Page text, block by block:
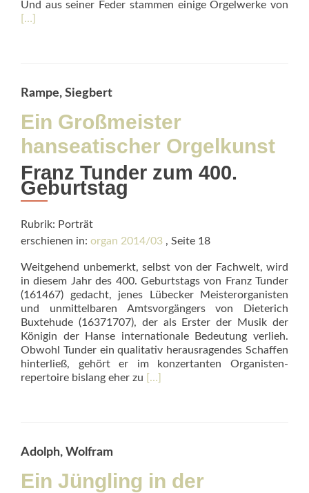
Und aus seiner Feder stammen einige Orgelwerke von
[…]
Rampe, Siegbert
Ein Großmeister
hanseatischer Orgelkunst
Franz Tunder zum 400.
Geburtstag
Rubrik: Porträt
erschienen in: organ 2014/03 , Seite 18
Weitgehend unbemerkt, selbst von der Fachwelt, wird
in diesem Jahr des 400. Geburtstags von Franz Tunder
(161467) gedacht, jenes Lübecker Meisterorganisten
und unmittelbaren Amtsvorgängers von Dieterich
Buxtehude (16371707), der als Erster der Musik der
Königin der Hanse internationale Bedeutung verlieh.
Obwohl Tunder ein qualitativ herausragendes Schaffen
hinterließ, gehört er im konzertanten Organisten­
repertoire bislang eher zu Read
[…]
Adolph, Wolfram
Ein Jüngling in der